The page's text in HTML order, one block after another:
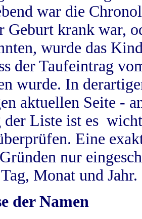
war die
Geburt krank war,
wurde das
der Taufeintrag
wurde. In
aktuellen Seite -
der Liste ist es
Eine
nur
Monat und Jahr.
der Namen